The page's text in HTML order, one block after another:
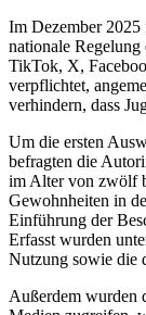
Im Dezember 2025
nationale
TikTok, X,
verpflichtet,
verhindern, dass
Um die ersten
befragten die
im Alter von zwölf
Gewohnheiten in
Einführung der
Erfasst wurden
Nutzung sowie die
Außerdem wurden